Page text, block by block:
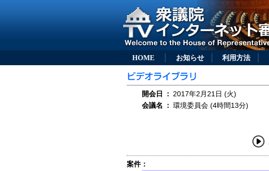
HOME お知らせ 利用方法
開会日 ： 2017年2月21日 (火)
会議名
： 環境委員会 (4時間13分)
案件：